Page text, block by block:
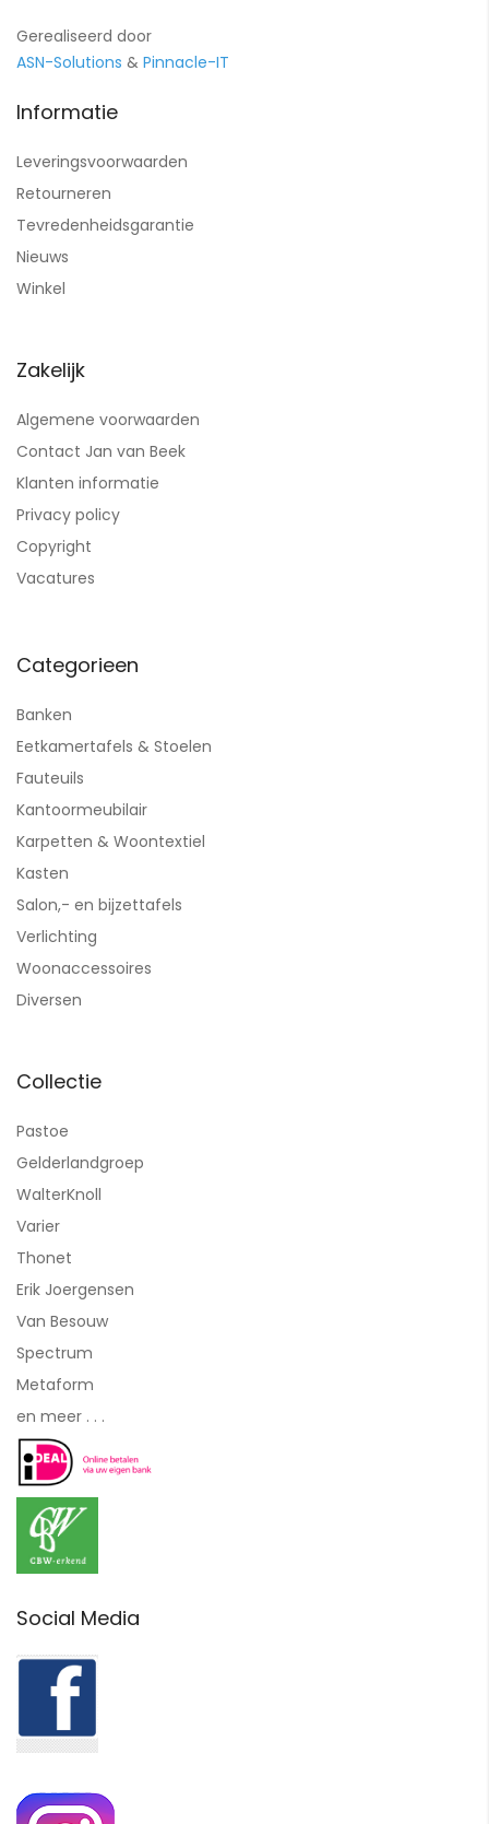
Gerealiseerd door
ASN-Solutions & Pinnacle-IT
Informatie
Leveringsvoorwaarden
Retourneren
Tevredenheidsgarantie
Nieuws
Winkel
Zakelijk
Algemene voorwaarden
Contact Jan van Beek
Klanten informatie
Privacy policy
Copyright
Vacatures
Categorieen
Banken
Eetkamertafels & Stoelen
Fauteuils
Kantoormeubilair
Karpetten & Woontextiel
Kasten
Salon,- en bijzettafels
Verlichting
Woonaccessoires
Diversen
Collectie
Pastoe
Gelderlandgroep
WalterKnoll
Varier
Thonet
Erik Joergensen
Van Besouw
Spectrum
Metaform
en meer . . .
Social Media